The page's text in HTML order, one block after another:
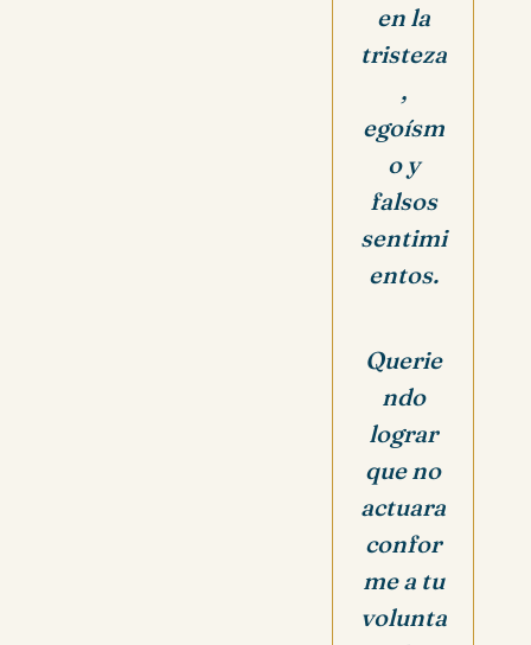
en la
tristeza
,
egoísm
o y
falsos
sentimi
entos.
Querie
ndo
lograr
que no
actuara
confor
me a tu
volunta